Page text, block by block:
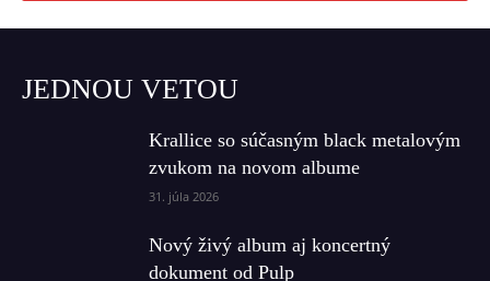
JEDNOU VETOU
Krallice so súčasným black metalovým
zvukom na novom albume
31. júla 2026
Nový živý album aj koncertný
dokument od Pulp